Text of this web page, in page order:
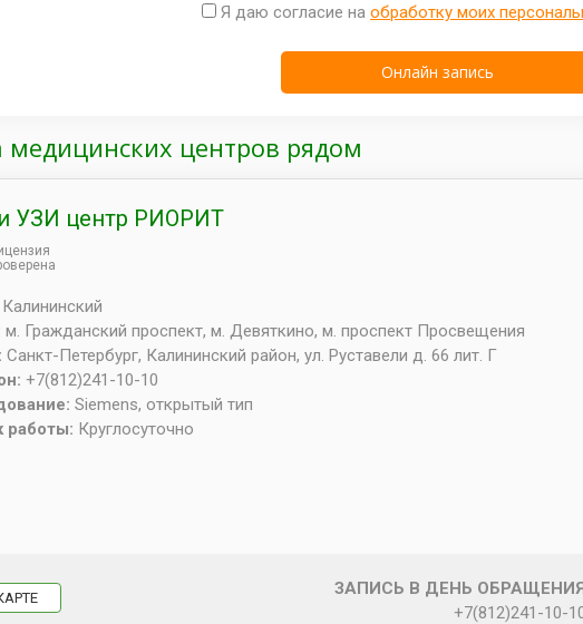
Я даю согласие на обработку моих
медицинских центров рядом
УЗИ центр РИОРИТ
Калининский
м. Гражданский проспект, м. Девяткино, м. проспект Просвещения
Санкт-Петербург, Калининский район, ул. Руставели д. 66 лит. Г
+7(812)241-10-10
Siemens, открытый тип
работы: Круглосуточно
ЗАПИСЬ В ДЕНЬ
+7(812)241-10-